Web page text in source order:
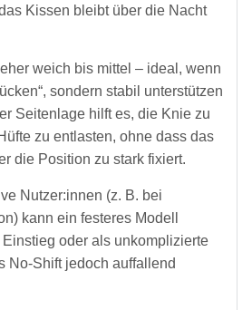
Kissen bleibt über die Nacht
weich bis mittel – ideal, wenn
sondern stabil unterstützen
Seitenlage hilft es, die Knie zu
zu entlasten, ohne dass das
die Position zu stark fixiert.
Nutzer:innen (z. B. bei
kann ein festeres Modell
oder als unkomplizierte
No-Shift jedoch auffallend